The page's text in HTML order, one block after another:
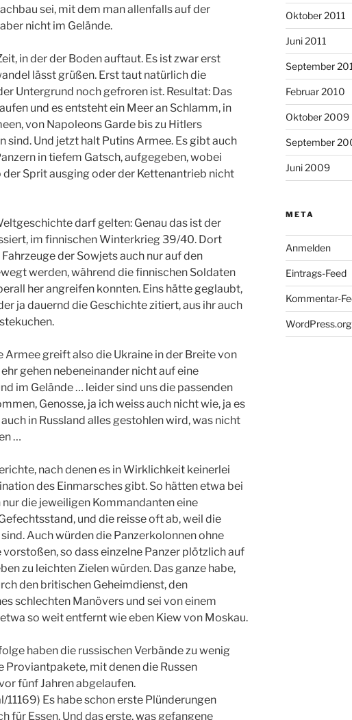
sei, mit dem man allenfalls auf der
nicht im Gelände.
in der der Boden auftaut. Es ist zwar erst
lässt grüßen. Erst taut natürlich die
Untergrund noch gefroren ist. Resultat: Das
und es entsteht ein Meer an Schlamm, in
von Napoleons Garde bis zu Hitlers
sind. Und jetzt halt Putins Armee. Es gibt auch
in tiefem Gatsch, aufgegeben, wobei
Sprit ausging oder der Kettenantrieb nicht
darf gelten: Genau das ist der
im finnischen Winterkrieg 39/40. Dort
der Sowjets auch nur auf den
werden, während die finnischen Soldaten
her angreifen konnten. Eins hätte geglaubt,
ja dauernd die Geschichte zitiert, aus ihr auch
Armee greift also die Ukraine in der Breite von
gehen nebeneinander nicht auf eine
im Gelände … leider sind uns die passenden
Genosse, ja ich weiss auch nicht wie, ja es
in Russland alles gestohlen wird, was nicht
…
nach denen es in Wirklichkeit keinerlei
des Einmarsches gibt. So hätten etwa bei
die jeweiligen Kommandanten eine
und die reisse oft ab, weil die
Auch würden die Panzerkolonnen ohne
so dass einzelne Panzer plötzlich auf
zu leichten Zielen würden. Das ganze habe,
den britischen Geheimdienst, den
schlechten Manövers und sei von einem
so weit entfernt wie eben Kiew von Moskau.
haben die russischen Verbände zu wenig
Proviantpakete, mit denen die Russen
fünf Jahren abgelaufen.
Es habe schon erste Plünderungen
für Essen. Und das erste, was gefangene
Oktober 2011
Juni 2011
September
Februar 2010
Oktober 2009
September
Juni 2009
META
Anmelden
Eintrags-Feed
Kommentar-
WordPress.org